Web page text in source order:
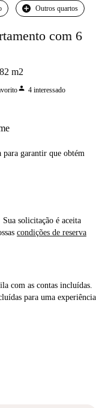
Outros quartos
com 6
82 m2
person 4 interessado
para garantir que obtém
solicitação é aceita
condições de reserva
com as contas incluídas.
para uma experiência